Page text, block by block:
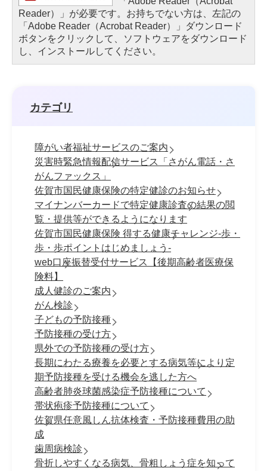
Reader）」が必要です。お持ちでない方は、左記の
「Adobe Reader（Acrobat Reader）」ダウンロード
ボタンをクリックして、ソフトウェアをダウンロード
し、インストールしてください。
カテゴリ
障がい者福祉サービスのご案内
災害時緊急情報配信サービス「さがん電話・さ
がんファックス」
佐賀市国民健康保険の特定健診のお知らせ
マイナンバーカードで特定健康診査の結果の閲
覧・提供等ができるようになります
佐賀市国民健康保険 得する健康チャレンジ-歩・
歩・歩ポイントはじめましょう-
web口座振替受付サービス【後期高齢者医療保
険料】
成人健診のご案内
がん検診
子どもの予防接種
予防接種の受け方
県外での予防接種の受け方
長期にわたる療養を必要とする病気等により定
期予防接種を受ける機会を逃した方へ
高齢者肺炎球菌感染症予防接種について
帯状疱疹予防接種について
佐賀県任意風しん抗体検査・予防接種費用の助
成
歯周病検診
骨折しやすくなる病気、骨粗しょう症を知って